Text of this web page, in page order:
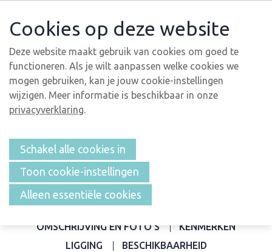
OVERZICHT
OMSCHRIJVING EN FOTO'S
KENMERKEN
LIGGING
BESCHIKBAARHEID
Cookies op deze website
Deze website maakt gebruik van cookies om goed te
functioneren. Als je wilt aanpassen welke cookies we
mogen gebruiken, kan je jouw cookie-instellingen
wijzigen. Meer informatie is beschikbaar in onze
privacyverklaring.
Schakel alle cookies in
Toon cookie-instellingen
Alleen essentiële cookies